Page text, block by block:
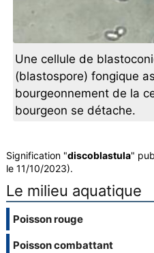
Une cellule de
(blastospore) fongique
bourgeonnement de la
bourgeon se détache.
Signification "discoblastula"
le 11/10/2023).
Le milieu aquatique
Poisson rouge
Poisson combattant